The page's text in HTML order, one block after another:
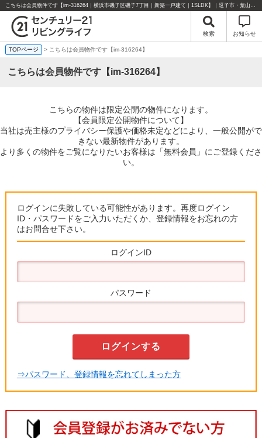
こちらは会員物件です【im-316264｜横浜市磯子区磯子7丁目｜新築一戸建て｜1SLDK】｜逗子市・葉山町・湘南エリアの不動産のことならセンチュリー21リビングライフにお任せください！
検索 お知らせ
TOPページ > こちらは会員物件です【im-316264】
こちらは会員物件です【im-316264】
こちらの物件は限定公開の物件になります。
【会員限定公開物件について】
当社は売主様のプライバシー保護や価格未定などにより、一般公開がで
きない最新物件があります。
より多くの物件をご覧になりたいお客様は「無料会員」にご登録くださ
い。
ログインに失敗している可能性があります。再度ログイン
ID・パスワードをご入力いただくか、登録情報をお忘れの方
はお問合せ下さい。
ログインID
パスワード
⇒パスワード、登録情報を忘れてしまった方